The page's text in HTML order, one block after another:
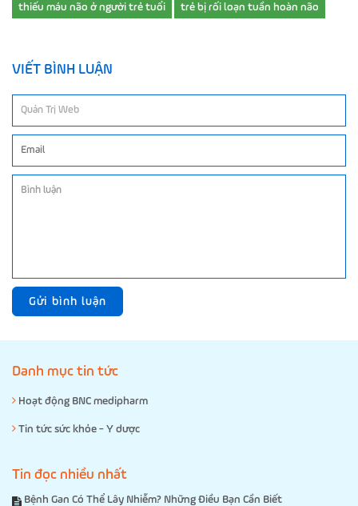
thiếu máu não ở người trẻ tuổi trẻ bị rối loạn tuần hoàn não
VIẾT BÌNH LUẬN
Gửi bình luận
Danh mục tin tức
Hoạt động BNC medipharm
Tin tức sức khỏe - Y dược
Tin đọc nhiều nhất
Bệnh Gan Có Thể Lây Nhiễm? Những Điều Bạn Cần Biết